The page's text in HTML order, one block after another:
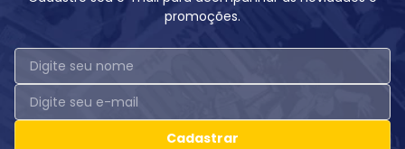
promoções.
Cadastrar